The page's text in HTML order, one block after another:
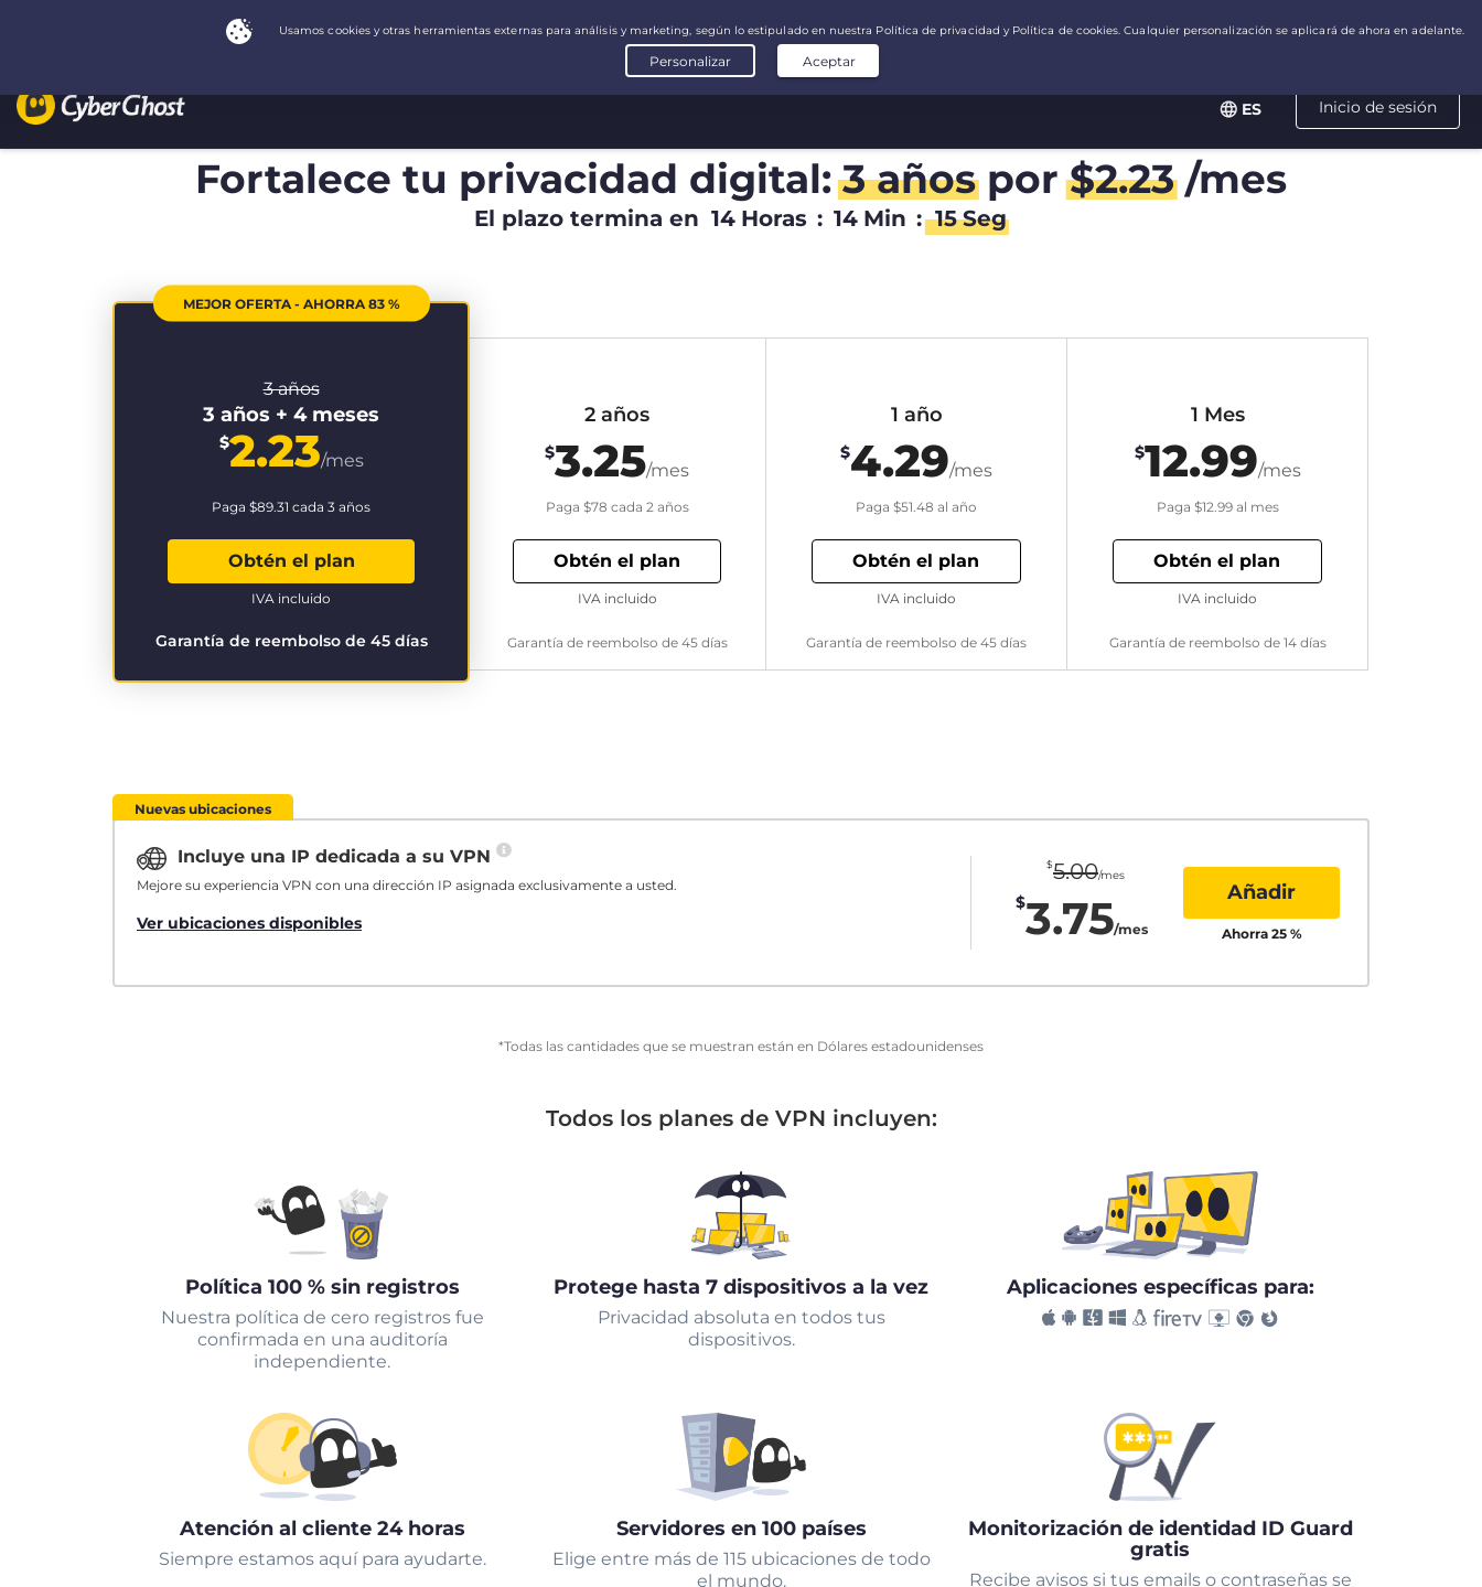
Inicio de sesión
ES
Fortalece tu privacidad digital:3 añospor$2.23/mes
El plazo termina en 14 Horas : 14 Min : 14 Seg
MEJOR OFERTA - AHORRA 83 %
3 años
3 años + 4 meses
$2.23/mes
Paga $89.31 cada 3 años
Obtén el plan
Garantía de reembolso de 45 días
IVA incluido
2 años
$3.25/mes
Paga $78 cada 2 años
Obtén el plan
Garantía de reembolso de 45 días
IVA incluido
1 año
$4.29/mes
Paga $51.48 al año
Obtén el plan
Garantía de reembolso de 45 días
IVA incluido
1 Mes
$12.99/mes
Paga $12.99al mes
Obtén el plan
Garantía de reembolso de 14 días
IVA incluido
Nuevas ubicaciones
Incluye una IP dedicada a su VPN
Mejore su experiencia VPN con una dirección IP asignada exclusivamente a usted.
Ver ubicaciones disponibles
$5.00/mes
$3.75/mes
Añadir
Ahorra 25%
*Todas las cantidades que se muestran están en Dólares estadounidenses
Todos los planes de VPN incluyen:
Política 100 % sin registros
Nuestra política de cero registros fue
confirmada en una auditoría
independiente.
Protege hasta 7 dispositivos a la vez
Privacidad absoluta en todos tus
dispositivos.
Aplicaciones específicas para:
Atención al cliente 24 horas
Siempre estamos aquí para ayudarte.
Servidores en 100 países
Elige entre más de 115 ubicaciones de todo
el mundo.
Monitorización de identidad ID Guard
gratis
Recibe avisos si tus emails o contraseñas se